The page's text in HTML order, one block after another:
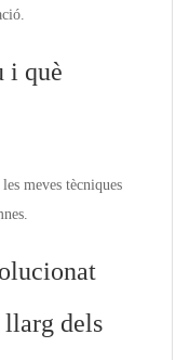
i què
meves tècniques
llarg dels